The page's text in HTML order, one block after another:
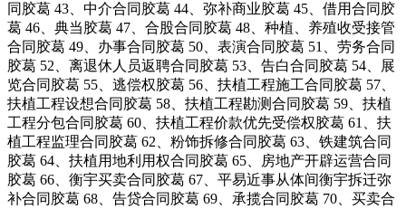
同胶葛 43、中介合同胶葛 44、弥补商业胶葛 45、借用合同胶
葛 46、典当胶葛 47、合股合同胶葛 48、种植、养殖收受接管
合同胶葛 49、办事合同胶葛 50、表演合同胶葛 51、劳务合同
胶葛 52、离退休人员返聘合同胶葛 53、告白合同胶葛 54、展
览合同胶葛 55、逃偿权胶葛 56、扶植工程施工合同胶葛 57、
扶植工程设想合同胶葛 58、扶植工程勘测合同胶葛 59、扶植
工程分包合同胶葛 60、扶植工程价款优先受偿权胶葛 61、扶
植工程监理合同胶葛 62、粉饰拆修合同胶葛 63、铁建筑合同
胶葛 64、扶植用地利用权合同胶葛 65、房地产开辟运营合同
胶葛 66、衡宇买卖合同胶葛 67、平易近事从体间衡宇拆迁弥
补合同胶葛 68、告贷合同胶葛 69、承揽合同胶葛 70、买卖合